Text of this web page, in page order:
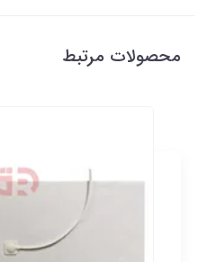
محصولات مرتبط